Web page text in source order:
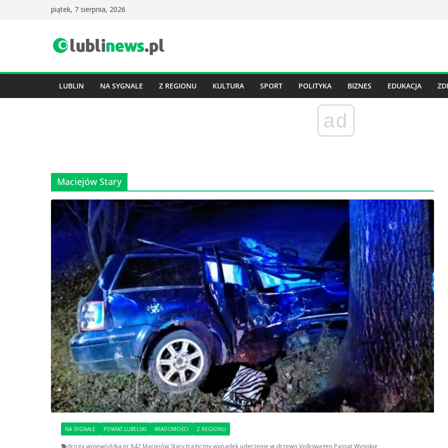
piątek, 7 sierpnia, 2026
LUBLIN NA SYGNALE Z REGIONU KULTURA SPORT POLITYKA BIZNES EDUKACJA
ad
Maciejów Stary
NA SYGNALE POWIAT LUBELSKI WIADOMOŚCI Z REGIONU